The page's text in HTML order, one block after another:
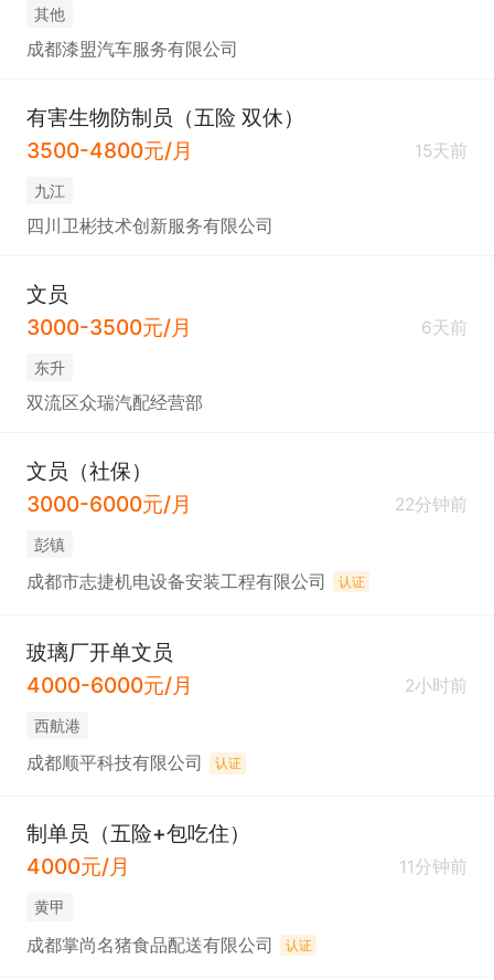
其他
成都漆盟汽车服务有限公司
有害生物防制员（五险 双休）
3500-4800元/月
15天前
九江
四川卫彬技术创新服务有限公司
文员
3000-3500元/月
6天前
东升
双流区众瑞汽配经营部
文员（社保）
3000-6000元/月
22分钟前
彭镇
成都市志捷机电设备安装工程有限公司 认证
玻璃厂开单文员
4000-6000元/月
2小时前
西航港
成都顺平科技有限公司 认证
制单员（五险+包吃住）
4000元/月
11分钟前
黄甲
成都掌尚名猪食品配送有限公司 认证